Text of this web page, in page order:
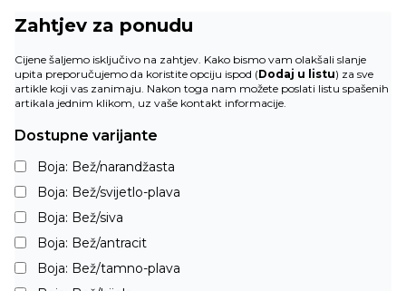
Zahtjev za ponudu
Cijene šaljemo isključivo na zahtjev. Kako bismo vam olakšali slanje
upita preporučujemo da koristite opciju ispod (Dodaj u listu) za sve
artikle koji vas zanimaju. Nakon toga nam možete poslati listu spašenih
artikala jednim klikom, uz vaše kontakt informacije.
Dostupne varijante
Boja: Bež/narandžasta
Boja: Bež/svijetlo-plava
Boja: Bež/siva
Boja: Bež/antracit
Boja: Bež/tamno-plava